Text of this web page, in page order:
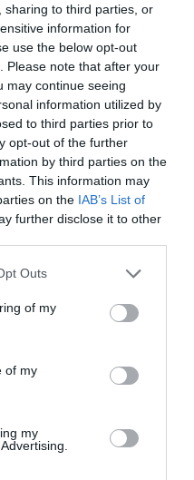
sharing to third parties, or
information for
use the below opt-out
Please note that after your
may continue seeing
information utilized by
to third parties prior to
opt-out of the further
by third parties on the
This information may
on the IAB’s List of
further disclose it to other
Outs
of my
of my
my
στην Αίθουσα
κινηματογραφική
Καμαρωτού,
, μια
Ίδρυμα
Βιβλιοθήκης της
την τεχνική ολοκλήρωσή
προβολή –
παράσταση του
του ήχου,
της πανδημίας και
έδρα της ΕΒΕ, το
Πανεπιστημίου,
οθόνες.
οι
Λέσχες
και παιδιά, με
της Ελλάδος,
ενισχύεται
όλους, με